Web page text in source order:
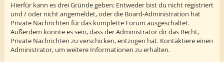
Hierfür kann es drei Gründe geben: Entweder bist du nicht registriert
und / oder nicht angemeldet, oder die Board-Administration hat
Private Nachrichten für das komplette Forum ausgeschaltet.
Außerdem könnte es sein, dass der Administrator dir das Recht,
Private Nachrichten zu verschicken, entzogen hat. Kontaktiere einen
Administrator, um weitere Informationen zu erhalten.